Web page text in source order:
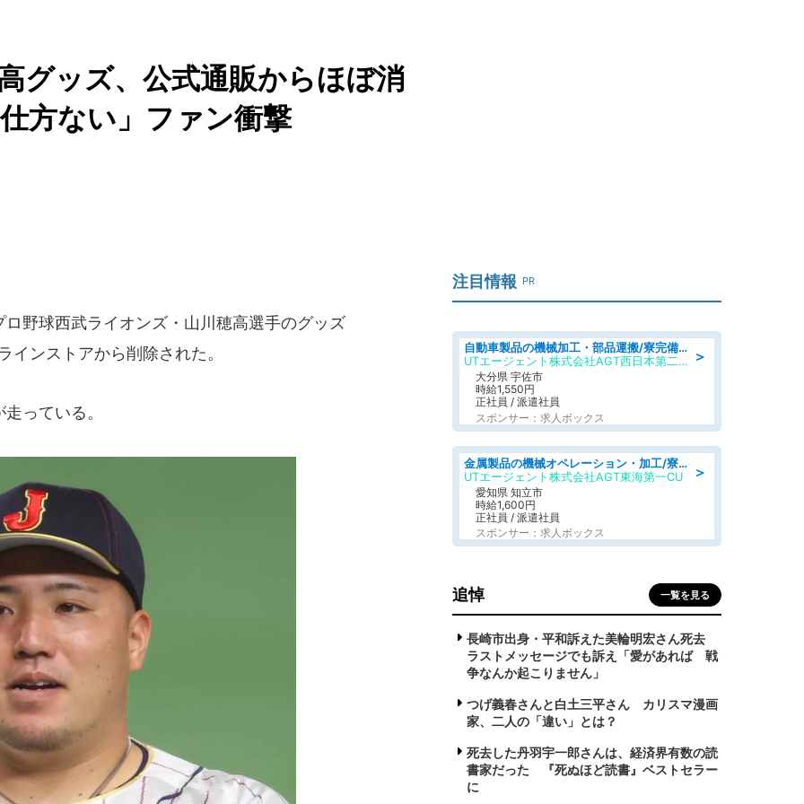
グッズ、公式通販からほぼ消
方ない」ファン衝撃
野球西武ライオンズ・山川穂高選手のグッズ
ンストアから削除された。
っている。
注目情報 PR
＞
自動車製品の機械加工・部品運搬/寮完備/日払い/工場・製造
UTエージェント株式会社AGT西日本第二CU
大分県 宇佐市
時給1,550円
正社員 / 派遣社員
スポンサー：求人ボックス
＞
金属製品の機械オペレーション・加工/寮完備/日払い/工場・製造
UTエージェント株式会社AGT東海第一CU
愛知県 知立市
時給1,600円
正社員 / 派遣社員
スポンサー：求人ボックス
追悼 一覧を見る
長崎市出身・平和訴えた美輪明宏さん死去
ラストメッセージでも訴え「愛があれば 戦
争なんか起こりません」
つげ義春さんと白土三平さん カリスマ漫画
家、二人の「違い」とは？
死去した丹羽宇一郎さんは、経済界有数の読
書家だった 『死ぬほど読書』ベストセラー
に